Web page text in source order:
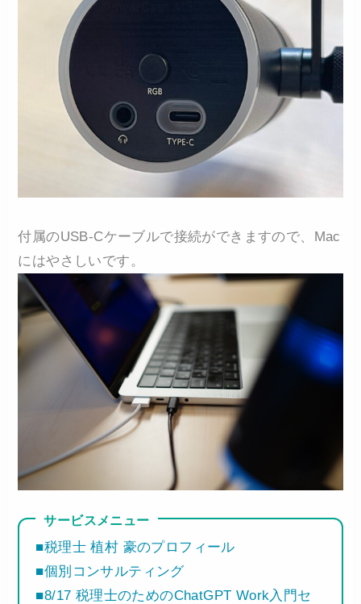
付属のUSB-Cケーブルで接続ができますので、Mac
にはやさしいです。
サービスメニュー
■税理士 植村 豪のプロフィール
■個別コンサルティング
■8/17 税理士のためのChatGPT Work入門セ